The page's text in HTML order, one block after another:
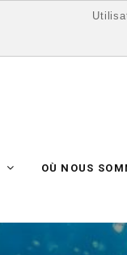
OÙ NOUS